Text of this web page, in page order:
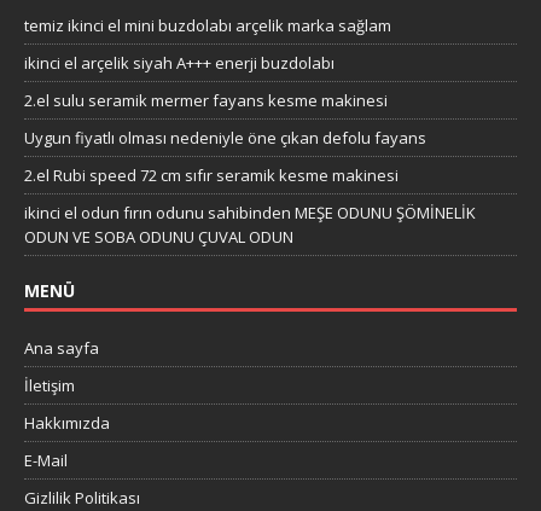
temiz ikinci el mini buzdolabı arçelik marka sağlam
ikinci el arçelik siyah A+++ enerji buzdolabı
2.el sulu seramik mermer fayans kesme makinesi
Uygun fiyatlı olması nedeniyle öne çıkan defolu fayans
2.el Rubi speed 72 cm sıfır seramik kesme makinesi
ikinci el odun fırın odunu sahibinden MEŞE ODUNU ŞÖMİNELİK
ODUN VE SOBA ODUNU ÇUVAL ODUN
MENÜ
Ana sayfa
İletişim
Hakkımızda
E-Mail
Gizlilik Politikası